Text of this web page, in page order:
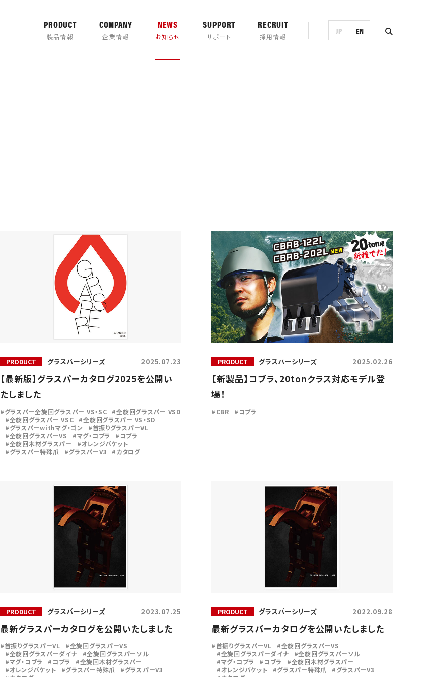
PRODUCT
製品情報
小割機 グラスパー シリーズ クサカルゴン シリーズ
EARTH-AUGER BUCKETS & OTHERS
COMPANY
企業情報
NEWS
お知らせ
SUPPORT
サポート
RECRUIT
採用情報
JP EN
PRODUCT グラスパーシリーズ 2025.07.23
【最新版】グラスパーカタログ2025を公開い
たしました
グラスパー全旋回グラスパー VS・SC
全旋回グラスパー VSD
全旋回グラスパー VSC
全旋回グラスパー VS・SD
グラスパーwithマグ・ゴン
首振りグラスパーVL
全旋回グラスパーVS
マグ・コブラ
コブラ
全旋回木材グラスパー
オレンジバケット
グラスパー特殊爪
グラスパーV3 カタログ
PRODUCT グラスパーシリーズ 2025.02.26
【新製品】コブラ、20tonクラス対応モデル登
場！
CBR コブラ
PRODUCT グラスパーシリーズ 2023.07.25
最新グラスパーカタログを公開いたしました
首振りグラスパーVL
全旋回グラスパーVS
全旋回グラスパーダイナ
全旋回グラスパーソル
マグ・コブラ
コブラ
全旋回木材グラスパー
オレンジバケット
グラスパー特殊爪
グラスパーV3
PRODUCT グラスパーシリーズ 2022.09.28
最新グラスパーカタログを公開いたしました
首振りグラスパーVL
全旋回グラスパーVS
全旋回グラスパーダイナ
全旋回グラスパーソル
マグ・コブラ
コブラ
全旋回木材グラスパー
オレンジバケット
グラスパー特殊爪
グラスパーV3